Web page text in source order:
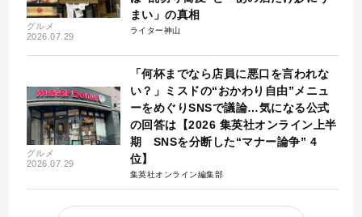
グルメ
2026.07.29
まい」の真相
ライター神山
グルメ
2026.07.29
「何杯までなら店員に悪口を言われな
い？」ミスドの“おかわり自由”メニュ
ーをめぐりSNSで議論…気になる公式
の回答は【2026 集英社オンライン上半
期 SNSを分断した“マナー論争” 4
位】
集英社オンライン編集部